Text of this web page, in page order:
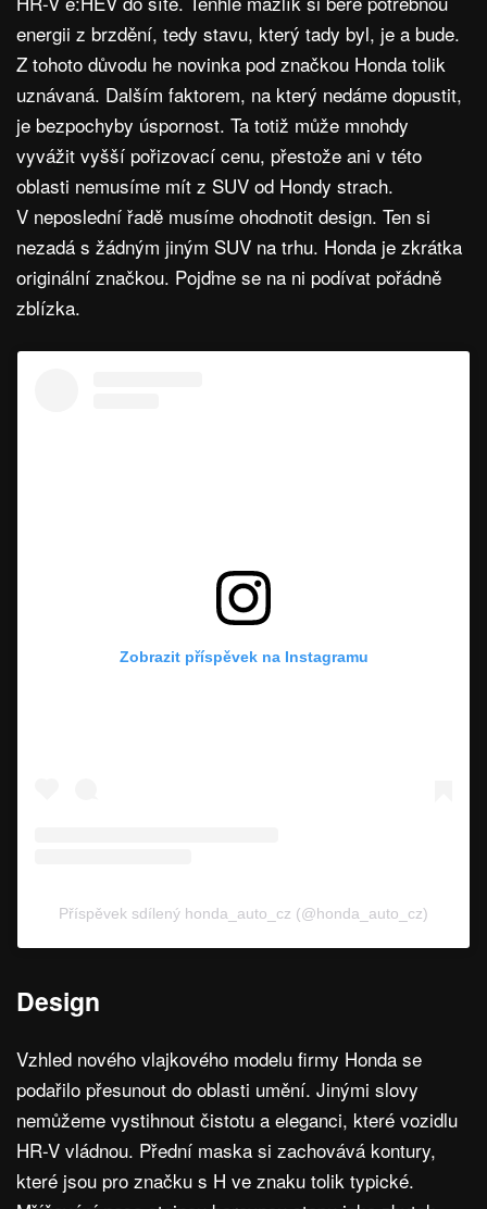
energii z brzdění, tedy stavu, který tady byl, je a bude.
Z tohoto důvodu he novinka pod značkou Honda tolik
uznávaná. Dalším faktorem, na který nedáme dopustit,
je bezpochyby úspornost. Ta totiž může mnohdy
vyvážit vyšší pořizovací cenu, přestože ani v této
oblasti nemusíme mít z SUV od Hondy strach.
V neposlední řadě musíme ohodnotit design. Ten si
nezadá s žádným jiným SUV na trhu. Honda je zkrátka
originální značkou. Pojďme se na ni podívat pořádně
zblízka.
Zobrazit příspěvek na Instagramu
Příspěvek sdílený honda_auto_cz (@honda_auto_cz)
Design
Vzhled nového vlajkového modelu firmy Honda se
podařilo přesunout do oblasti umění. Jinými slovy
nemůžeme vystihnout čistotu a eleganci, které vozidlu
HR-V vládnou. Přední maska si zachovává kontury,
které jsou pro značku s H ve znaku tolik typické.